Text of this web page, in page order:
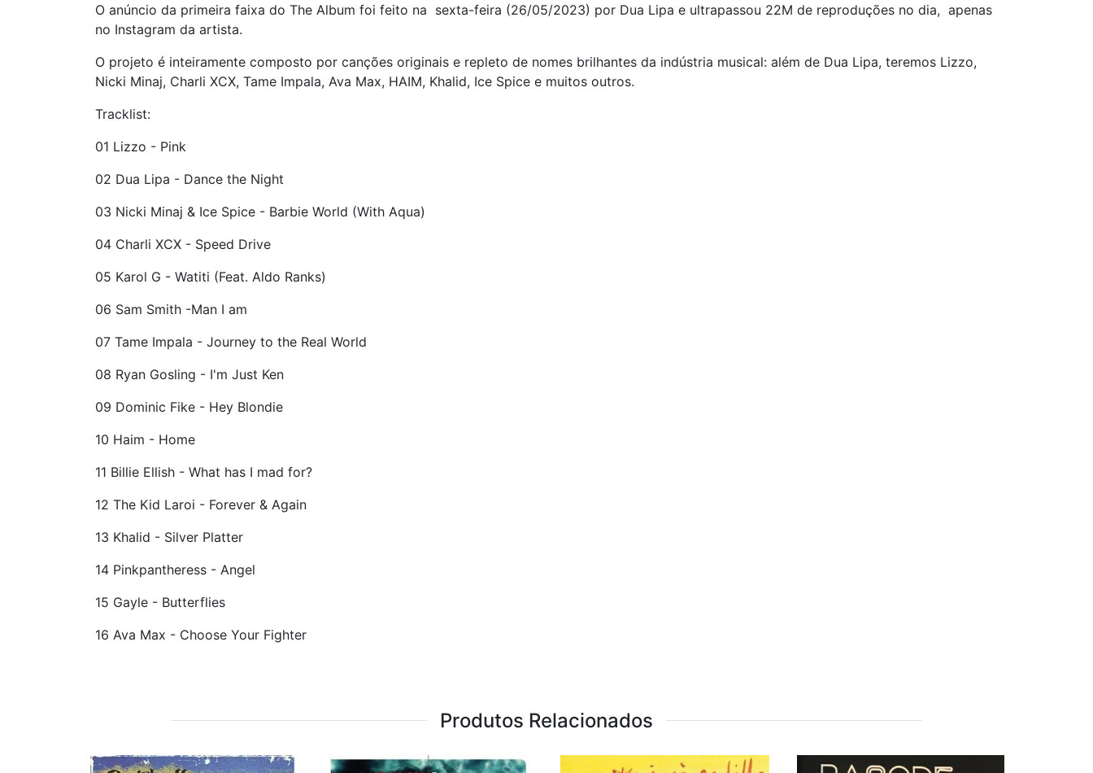
O anúncio da primeira faixa do The Album foi feito na sexta-feira (26/05/2023) por Dua Lipa e ultrapassou 22M de reproduções no dia, apenas
no Instagram da artista.
O projeto é inteiramente composto por canções originais e repleto de nomes brilhantes da indústria musical: além de Dua Lipa, teremos Lizzo,
Nicki Minaj, Charli XCX, Tame Impala, Ava Max, HAIM, Khalid, Ice Spice e muitos outros.
Tracklist:
01 Lizzo - Pink
02 Dua Lipa - Dance the Night
03 Nicki Minaj & Ice Spice - Barbie World (With Aqua)
04 Charli XCX - Speed Drive
05 Karol G - Watiti (Feat. Aldo Ranks)
06 Sam Smith -Man I am
07 Tame Impala - Journey to the Real World
08 Ryan Gosling - I'm Just Ken
09 Dominic Fike - Hey Blondie
10 Haim - Home
11 Billie Ellish - What has I mad for?
12 The Kid Laroi - Forever & Again
13 Khalid - Silver Platter
14 Pinkpantheress - Angel
15 Gayle - Butterflies
16 Ava Max - Choose Your Fighter
Produtos Relacionados